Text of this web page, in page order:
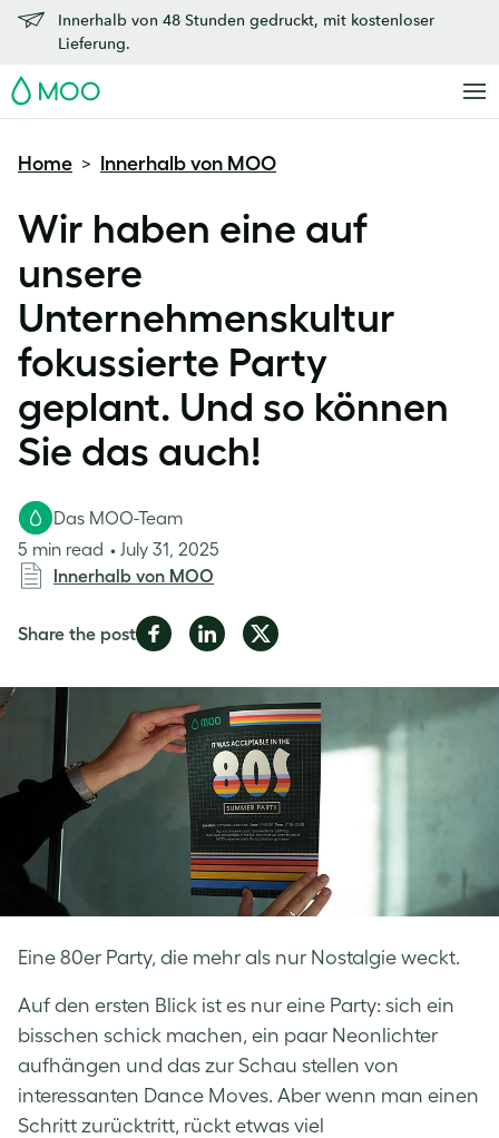
Innerhalb von 48 Stunden gedruckt, mit kostenloser
Lieferung.
MOO
Home > Innerhalb von MOO
Wir haben eine auf
unsere
Unternehmenskultur
fokussierte Party
geplant. Und so können
Sie das auch!
Eine 80er Party, die mehr als nur Nostalgie weckt.
Das MOO-Team
5 min read
July 31, 2025
Innerhalb von MOO
Share the postShare
Facebook
Share
LinkedIn
Share
Twitter
Auf den ersten Blick ist es nur eine Party: sich ein
bisschen schick machen, ein paar Neonlichter
aufhängen und das zur Schau stellen von
interessanten Dance Moves. Aber wenn man einen
Schritt zurücktritt, rückt etwas viel